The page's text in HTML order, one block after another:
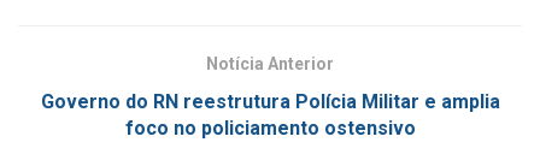
Notícia Anterior
Governo do RN reestrutura Polícia Militar e amplia
foco no policiamento ostensivo